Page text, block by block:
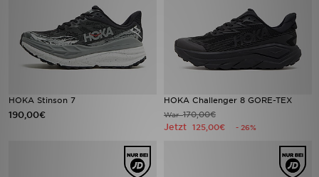
HOKA Stinson 7
190,00€
HOKA Challenger 8 GORE-TEX
War170,00€
Jetzt 125,00€ - 26%
Bestellverfolgung
Hilfe & Kontakt